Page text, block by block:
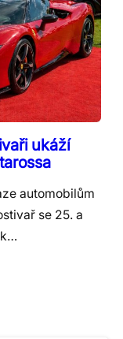
ukáží
automobilům
se 25. a